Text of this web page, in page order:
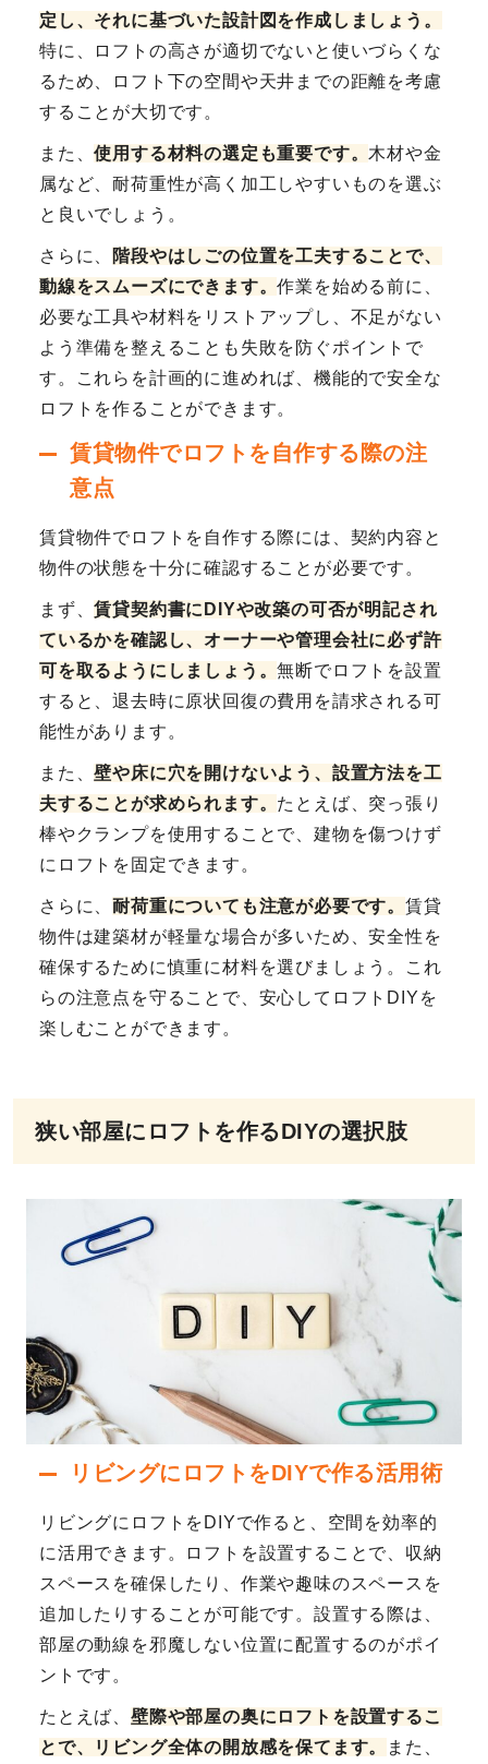
定し、それに基づいた設計図を作成しましょう。
特に、ロフトの高さが適切でないと使いづらくな
るため、ロフト下の空間や天井までの距離を考慮
することが大切です。
また、使用する材料の選定も重要です。 木材や金
属など、耐荷重性が高く加工しやすいものを選ぶ
と良いでしょう。
さらに、
階段やはしごの位置を工夫することで、
動線をスムーズにできます。作業を始める前に、
必要な工具や材料をリストアップし、不足がない
よう準備を整えることも失敗を防ぐポイントで
す。これらを計画的に進めれば、機能的で安全な
ロフトを作ることができます。
賃貸物件でロフトを自作する際の注
意点
賃貸物件でロフトを自作する際には、契約内容と
物件の状態を十分に確認することが必要です。
まず、賃貸契約書にDIYや改築の可否が明記され
ているかを確認し、オーナーや管理会社に必ず許
可を取るようにしましょう。無断でロフトを設置
すると、退去時に原状回復の費用を請求される可
能性があります。
また、壁や床に穴を開けないよう、設置方法を工
夫することが求められます。 たとえば、突っ張り
棒やクランプを使用することで、建物を傷つけず
にロフトを固定できます。
さらに、耐荷重についても注意が必要です。賃貸
物件は建築材が軽量な場合が多いため、安全性を
確保するために慎重に材料を選びましょう。これ
らの注意点を守ることで、安心してロフトDIYを
楽しむことができます。
狭い部屋にロフトを作るDIYの選択肢
リビングにロフトをDIYで作る活用術
リビングにロフトをDIYで作ると、空間を効率的
に活用できます。ロフトを設置することで、収納
スペースを確保したり、作業や趣味のスペースを
追加したりすることが可能です。設置する際は、
部屋の動線を邪魔しない位置に配置するのがポイ
ントです。
たとえば、 壁際や部屋の奥にロフトを設置するこ
とで、リビング全体の開放感を保てます。
また、